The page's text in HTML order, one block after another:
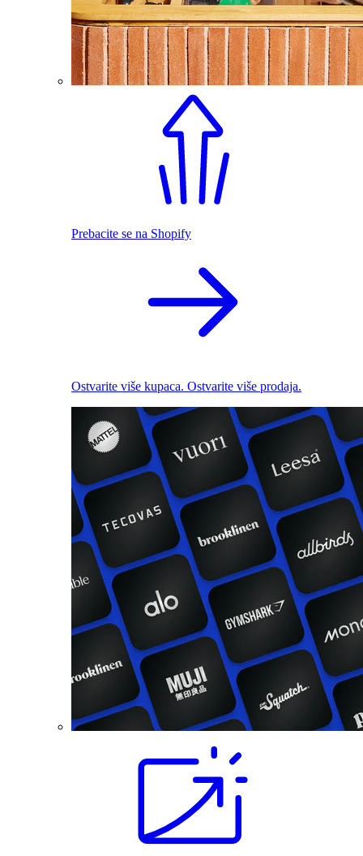
Prebacite se na Shopify
Ostvarite više kupaca. Ostvarite više prodaja.